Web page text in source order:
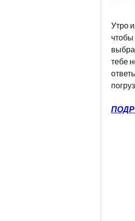
Утро
чтобы
тебе